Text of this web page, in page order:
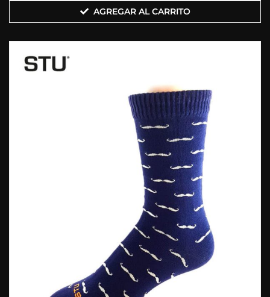
AGREGAR AL CARRITO